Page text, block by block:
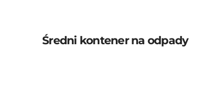
Średni kontener na odpady